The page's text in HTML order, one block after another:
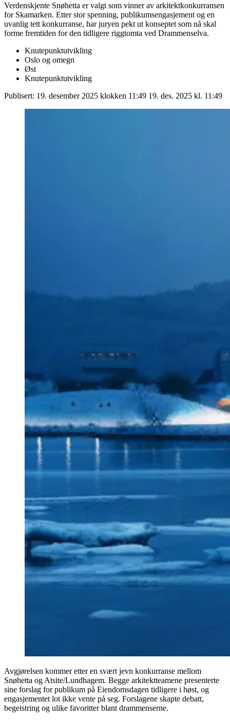
Verdenskjente Snøhetta er valgt som vinner av arkitektkonkurransen
for Skamarken. Etter stor spenning, publikumsengasjement og en
uvanlig tett konkurranse, har juryen pekt ut konseptet som nå skal
forme fremtiden for den tidligere riggtomta ved Drammenselva.
Knutepunktutvikling
Oslo og omegn
Øst
Knutepunktutvikling
Publisert: 19. desember 2025 klokken 11:49 19. des. 2025 kl. 11:49
Avgjørelsen kommer etter en svært jevn konkurranse mellom
Snøhetta og Atsite/Lundhagem. Begge arkitektteamene presenterte
sine forslag for publikum på Eiendomsdagen tidligere i høst, og
engasjementet lot ikke vente på seg. Forslagene skapte debatt,
begeistring og ulike favoritter blant drammenserne.